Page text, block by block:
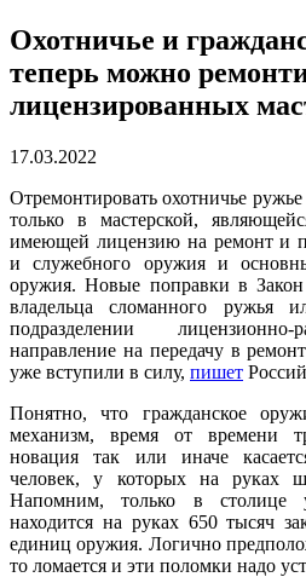
Охотничье и
теперь можно
лицензированных
17.03.2022
Отремонтировать охотничье
только в мастерской,
имеющей лицензию на ремонт и
и служебного оружия и
оружия. Новые поправки в
владельца сломанного ружья
подразделении
направление на передачу в
уже вступили в силу, пишет
Понятно, что гражданское
механизм, время от времени
новация так или иначе
человек, у которых на руках
Напомним, только в столице
находится на руках 650 тысяч
единиц оружия. Логично
то ломается и эти поломки надо